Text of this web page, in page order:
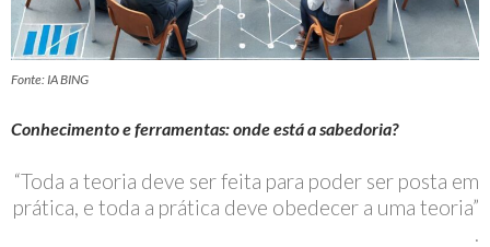
Fonte: IA BING
Conhecimento e ferramentas: onde está a sabedoria?
“Toda a teoria deve ser feita para poder ser posta em
prática, e toda a prática deve obedecer a uma teoria”
.